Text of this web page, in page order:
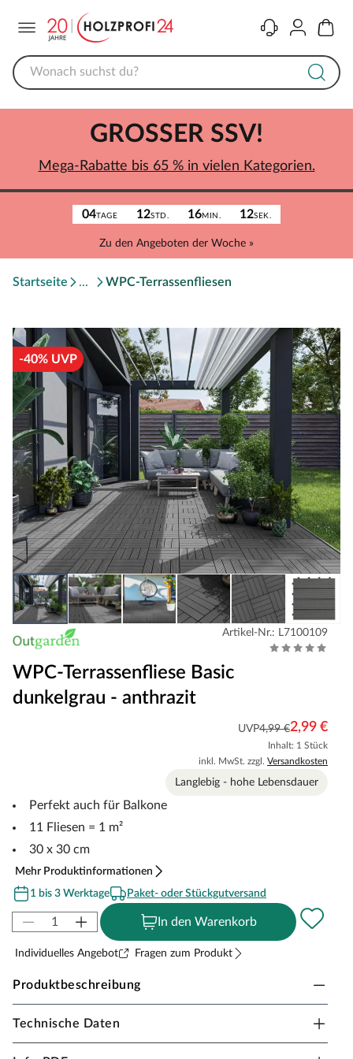
KontaktKonto
04TAGE 12STD. 16MIN. 12SEK.
Zu den Angeboten der Woche »
GROSSER SSV!
Mega-Rabatte bis 65 % in vielen Kategorien.
Startseite WPC-Terrassenfliesen
-40% UVP
Artikel-Nr.: L7100109
WPC-Terrassenfliese Basic
dunkelgrau - anthrazit
UVP4,99 €2,99 €
Inhalt: 1 Stück
inkl. MwSt. zzgl. Versandkosten
Langlebig - hohe Lebensdauer
Perfekt auch für Balkone
11 Fliesen = 1 m²
30 x 30 cm
Mehr Produktinformationen
1 bis 3 Werktage
Paket- oder Stückgutversand
In den Warenkorb
Individuelles Angebot Fragen zum Produkt
Produktbeschreibung
WPC-Terrassenfliese geriffelt dunkelgrau
Technische Daten